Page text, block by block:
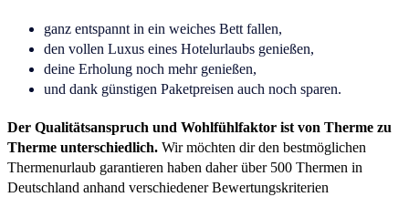
ganz entspannt in ein weiches Bett fallen,
den vollen Luxus eines Hotelurlaubs genießen,
deine Erholung noch mehr genießen,
und dank günstigen Paketpreisen auch noch sparen.
Der Qualitätsanspruch und Wohlfühlfaktor ist von Therme zu
Therme unterschiedlich. Wir möchten dir den bestmöglichen
Thermenurlaub garantieren haben daher über 500 Thermen in
Deutschland anhand verschiedener Bewertungskriterien